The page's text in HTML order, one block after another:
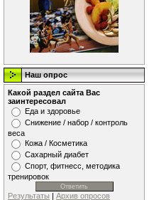
Наш опрос
Какой раздел сайта Вас
заинтересовал
Еда и здоровье
Снижение / набор / контроль
веса
Кожа / Косметика
Сахарный диабет
Спорт, фитнесс, методика
тренировок
Результаты | Архив опросов